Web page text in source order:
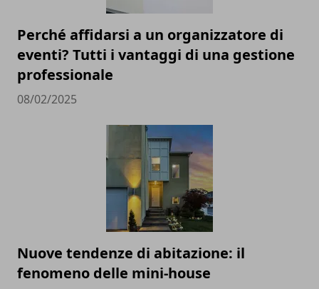
Perché affidarsi a un organizzatore di
eventi? Tutti i vantaggi di una gestione
professionale
08/02/2025
Nuove tendenze di abitazione: il
fenomeno delle mini-house